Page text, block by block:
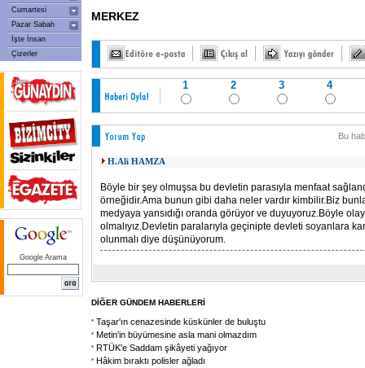
Cumartesi
Pazar Sabah
İşte İnsan
Çizerler
Google Arama
MERKEZ
1 2 3 4
Bu
H.Ali HAMZA
Böyle bir şey olmuşsa bu devletin parasıyla menfaat
örneğidir.Ama bunun gibi daha neler vardır kimbilir.Biz
medyaya yansıdığı oranda görüyor ve duyuyoruz.Böyle
olmalıyız.Devletin paralarıyla geçinipte devleti soyanlara
olunmalı diye düşünüyorum.
DİĞER GÜNDEM HABERLERİ
Taşar'ın cenazesinde küskünler de buluştu
Metin'in büyümesine asla mani olmazdım
RTÜK'e Saddam şikâyeti yağıyor
Hâkim bıraktı polisler ağladı